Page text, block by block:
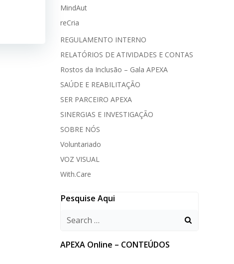
MindAut
reCria
REGULAMENTO INTERNO
RELATÓRIOS DE ATIVIDADES E CONTAS
Rostos da Inclusão – Gala APEXA
SAÚDE E REABILITAÇÃO
SER PARCEIRO APEXA
SINERGIAS E INVESTIGAÇÃO
SOBRE NÓS
Voluntariado
VOZ VISUAL
With.Care
Pesquise Aqui
APEXA Online – CONTEÚDOS